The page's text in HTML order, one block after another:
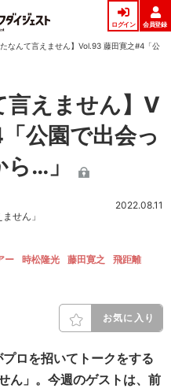
ログイン 会員登録
たなんて言えません】Vol.93 藤田寛之#4「公
言えません】V
公園で出会っ
…」
せん」
2022.08.11
ー 時松隆光 藤田寛之 飛距離
お気に入り
ロを招いてトークをする
ん」。今週のゲストは、前